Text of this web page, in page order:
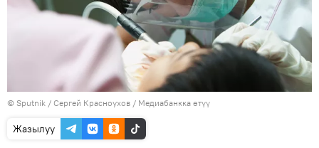
© Sputnik / Сергей Красноухов / Медиабанкка өтүү
Жазылуу